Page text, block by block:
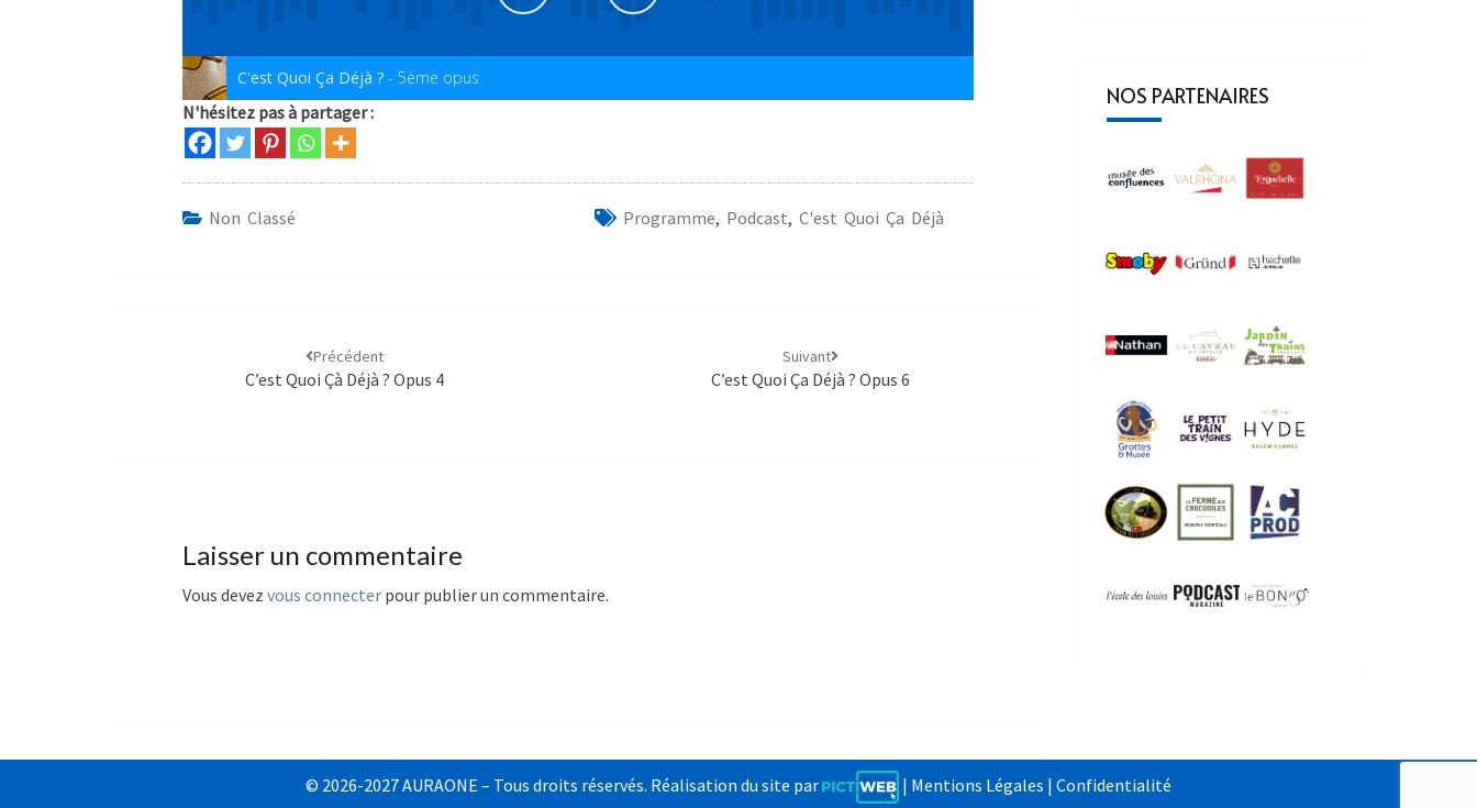
C'est Quoi Ça Déjà ? - 5ème opus
N'hésitez pas à partager :
Non Classé Programme, Podcast, C'est Quoi Ça Déjà
Précédent
C’est Quoi Çà Déjà ? Opus 4
Suivant
C’est Quoi Ça Déjà ? Opus 6
Laisser un commentaire
Vous devez vous connecter pour publier un commentaire.
NOS PARTENAIRES
© 2026-2027 AURAONE – Tous droits réservés. Réalisation du site par | Mentions Légales | Confidentialité